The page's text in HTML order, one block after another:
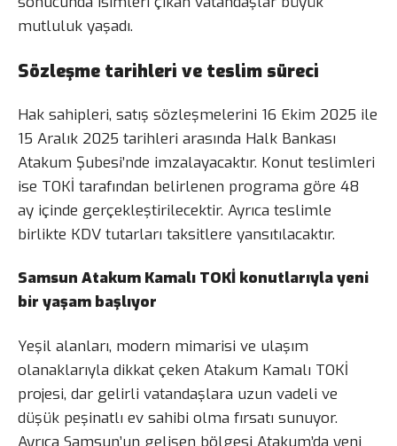
mutluluk yaşadı.
Sözleşme tarihleri ve teslim süreci
Hak sahipleri, satış sözleşmelerini 16 Ekim 2025 ile
15 Aralık 2025 tarihleri arasında Halk Bankası
Atakum Şubesi’nde imzalayacaktır. Konut teslimleri
ise TOKİ tarafından belirlenen programa göre 48
ay içinde gerçekleştirilecektir. Ayrıca teslimle
birlikte KDV tutarları taksitlere yansıtılacaktır.
Samsun Atakum Kamalı TOKİ konutlarıyla yeni
bir yaşam başlıyor
Yeşil alanları, modern mimarisi ve ulaşım
olanaklarıyla dikkat çeken Atakum Kamalı TOKİ
projesi, dar gelirli vatandaşlara uzun vadeli ve
düşük peşinatlı ev sahibi olma fırsatı sunuyor.